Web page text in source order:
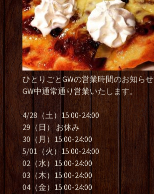
ひとりごとGWの営業時間のお知らせ
GW中通常通り営業いたします。
4/28（土）15:00-24:00
29（日） お休み
30（月）15:00-24:00
5/01（火）15:00-24:00
02（水）15:00-24:00
03（木）15:00-24:00
04（金）15:00-24:00